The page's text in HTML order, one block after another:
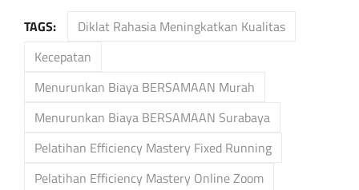
TAGS:
Diklat Rahasia Meningkatkan Kualitas
Kecepatan
Menurunkan Biaya BERSAMAAN Murah
Menurunkan Biaya BERSAMAAN Surabaya
Pelatihan Efficiency Mastery Fixed Running
Pelatihan Efficiency Mastery Online Zoom